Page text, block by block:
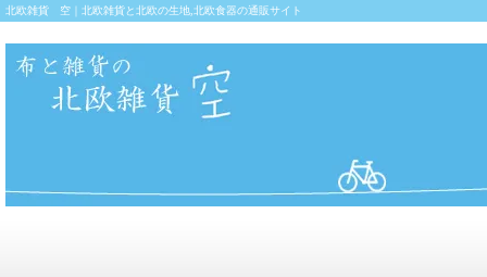
北欧雑貨 空｜北欧雑貨と北欧の生地,北欧食器の通販サイト